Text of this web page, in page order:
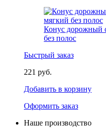
Конус дорожный
без полос
Быстрый заказ
221 руб.
Добавить в корзину
Оформить заказ
Наше производство